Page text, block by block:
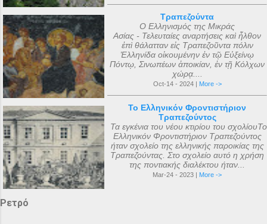
Τραπεζούντα
Ο Ελληνισμός της Μικράς
Ασίας - Τελευταίες αναρτήσεις καὶ ἦλθον
ἐπὶ θάλατταν εἰς Τραπεζοῦντα πόλιν
Ἑλληνίδα οἰκουμένην ἐν τῷ Εὐξείνῳ
Πόντῳ, Σινωπέων ἀποικίαν, ἐν τῇ Κόλχων
χώρᾳ....
Oct-14 - 2024 | More ->
Το Ελληνικόν Φροντιστήριον
Τραπεζούντος
Τα εγκένια του νέου κτιρίου του σχολίουΤο
Ελληνικόν Φροντιστήριον Τραπεζούντος
ήταν σχολείο της ελληνικής παροικίας της
Τραπεζούντας. Στο σχολείο αυτό η χρήση
της ποντιακής διαλέκτου ήταν...
Mar-24 - 2023 | More ->
Ρετρό